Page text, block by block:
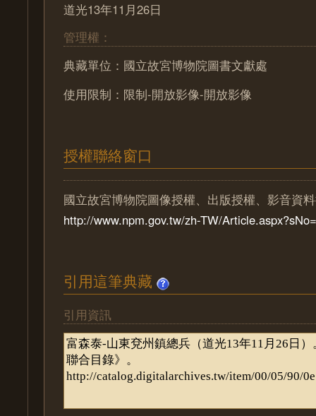
道光13年11月26日
管理權：
典藏單位：國立故宮博物院圖書文獻處
使用限制：限制-開放影像-開放影像
授權聯絡窗口
國立故宮博物院圖像授權、出版授權、影音資
http://www.npm.gov.tw/zh-TW/
引用這筆典藏
引用資訊